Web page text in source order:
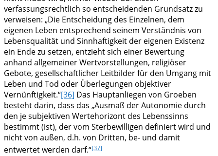
verfassungsrechtlich so entscheidenden Grundsatz zu
verweisen: „Die Entscheidung des Einzelnen, dem
eigenen Leben entsprechend seinem Verständnis von
Lebensqualität und Sinnhaftigkeit der eigenen Existenz
ein Ende zu setzen, entzieht sich einer Bewertung
anhand allgemeiner Wertvorstellungen, religiöser
Gebote, gesellschaftlicher Leitbilder für den Umgang mit
Leben und Tod oder Überlegungen objektiver
Vernünftigkeit.“[36] Das Hauptanliegen von Groeben
besteht darin, dass das „Ausmaß der Autonomie durch
den je subjektiven Wertehorizont des Lebenssinns
bestimmt (ist), der vom Sterbewilligen definiert wird und
nicht von außen, d.h. von Dritten, be- und damit
entwertet werden darf.“[37]